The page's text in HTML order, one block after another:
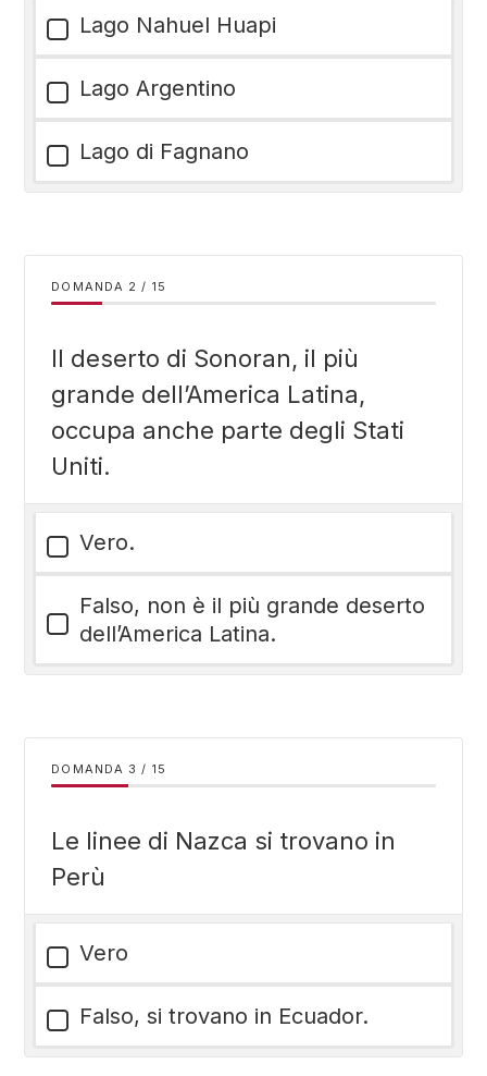
Lago Nahuel Huapi
Lago Argentino
Lago di Fagnano
DOMANDA / 15
Il deserto di Sonoran, il più
grande dell’America Latina,
occupa anche parte degli Stati
Uniti.
Vero.
Falso, non è il più grande deserto
dell’America Latina.
DOMANDA / 15
Le linee di Nazca si trovano in
Perù
Vero
Falso, si trovano in Ecuador.